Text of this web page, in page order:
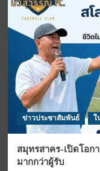
ข่าวประชาสัมพันธ์ ใ
สมุทรสาคร-เปิดโอก
มากกว่าผู้รับ